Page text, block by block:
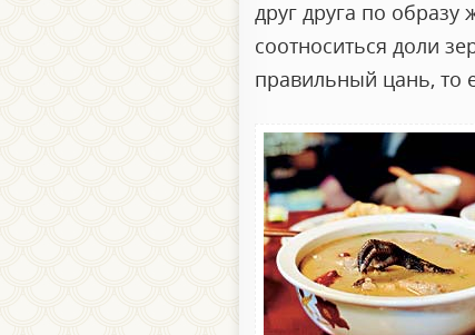
друг друга по
соотноситься доли
правильный цань, то